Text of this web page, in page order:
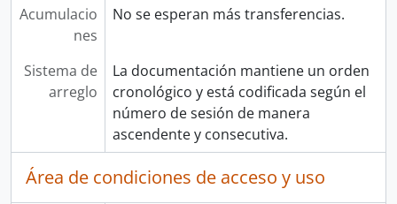
Acumulacio
nes
No se esperan más transferencias.
Sistema de
arreglo
La documentación mantiene un orden
cronológico y está codificada según el
número de sesión de manera
ascendente y consecutiva.
Área de condiciones de acceso y uso